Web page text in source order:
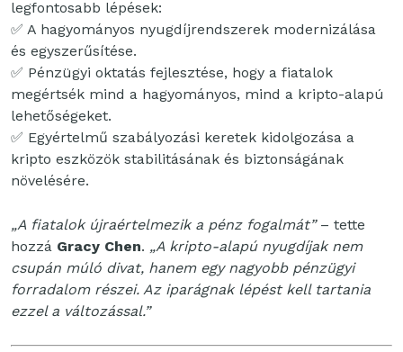
legfontosabb lépések:
✅ A hagyományos nyugdíjrendszerek modernizálása
és egyszerűsítése.
✅ Pénzügyi oktatás fejlesztése, hogy a fiatalok
megértsék mind a hagyományos, mind a kripto-alapú
lehetőségeket.
✅ Egyértelmű szabályozási keretek kidolgozása a
kripto eszközök stabilitásának és biztonságának
növelésére.
„A fiatalok újraértelmezik a pénz fogalmát”– tette
hozzá Gracy Chen. „A kripto-alapú nyugdíjak nem
csupán múló divat, hanem egy nagyobb pénzügyi
forradalom részei. Az iparágnak lépést kell tartania
ezzel a változással.”